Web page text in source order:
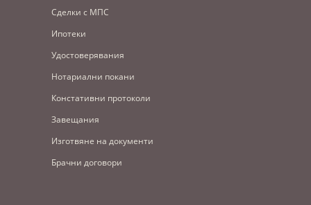
Сделки с МПС
Ипотеки
Удостоверявания
Нотариални покани
Констативни протоколи
Завещания
Изготвяне на документи
Брачни договори